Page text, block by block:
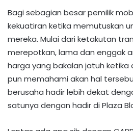
Bagi sebagian besar pemilik
kekuatiran ketika memutuskan
mereka. Mulai dari ketakutan
merepotkan, lama dan enggak
harga yang bakalan jatuh ketika
pun memahami akan hal
berusaha hadir lebih dekat
satunya dengan hadir di Plaza